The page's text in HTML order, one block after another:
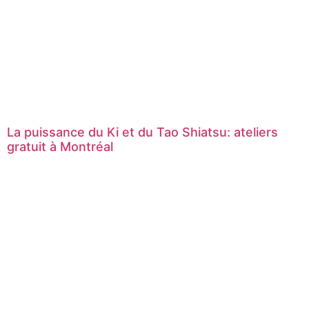
La puissance du Ki et du Tao Shiatsu: ateliers
gratuit à Montréal